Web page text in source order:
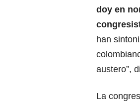
doy en
han
austero”,
La